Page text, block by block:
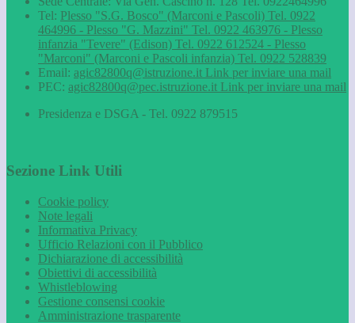
Tel: Plesso "S.G. Bosco" (Marconi e Pascoli) Tel. 0922
464996 - Plesso "G. Mazzini" Tel. 0922 463976 - Plesso
infanzia "Tevere" (Edison) Tel. 0922 612524 - Plesso
"Marconi" (Marconi e Pascoli infanzia) Tel. 0922 528839
Email: agic82800q@istruzione.it Link per inviare una mail
PEC: agic82800q@pec.istruzione.it Link per inviare una mail
Presidenza e DSGA - Tel. 0922 879515
Sezione Link Utili
Cookie policy
Note legali
Informativa Privacy
Ufficio Relazioni con il Pubblico
Dichiarazione di accessibilità
Obiettivi di accessibilità
Whistleblowing
Gestione consensi cookie
Amministrazione trasparente